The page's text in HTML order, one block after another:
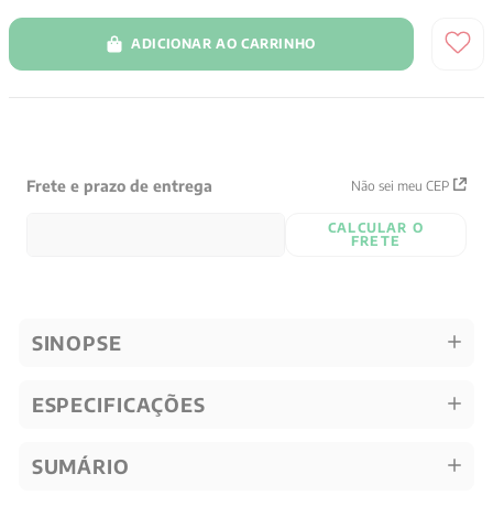
ADICIONAR AO CARRINHO
Frete e prazo de entrega Não sei meu CEP
CALCULAR O
FRETE
SINOPSE
ESPECIFICAÇÕES
SUMÁRIO